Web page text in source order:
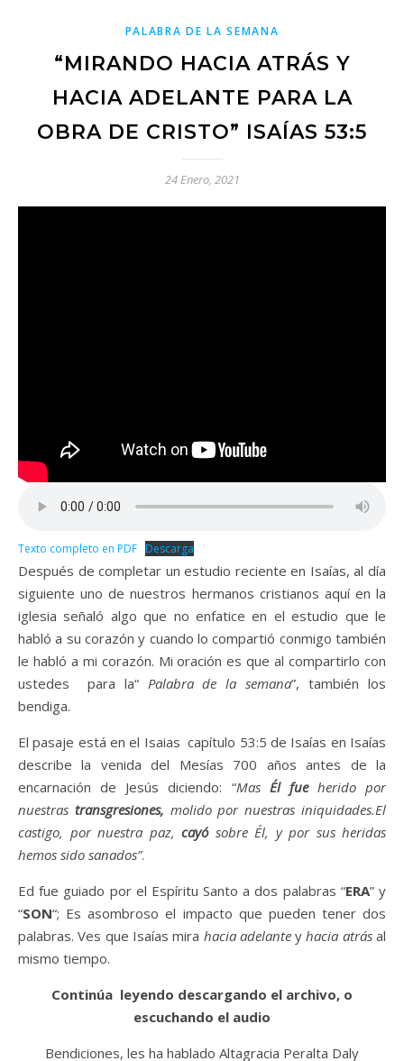
PALABRA DE LA SEMANA
“MIRANDO HACIA ATRÁS Y
HACIA ADELANTE PARA LA
OBRA DE CRISTO” ISAÍAS 53:5
24 Enero, 2021
Texto completo en PDF Descarga
Después de completar un estudio reciente en Isaías, al día
siguiente uno de nuestros hermanos cristianos aquí en la
iglesia señaló algo que no enfatice en el estudio que le
habló a su corazón y cuando lo compartió conmigo también
le habló a mi corazón. Mi oración es que al compartirlo con
ustedes para la“Palabra de la semana”, también los
bendiga.
El pasaje está en el Isaias capítulo 53:5 de Isaías en Isaías
describe la venida del Mesías 700 años antes de la
encarnación de Jesús diciendo: “Mas Él fueherido por
nuestras transgresiones, molido por nuestras iniquidades.El
castigo, por nuestra paz, cayó sobre Él, y por sus heridas
hemos sido sanados”.
Ed fue guiado por el Espíritu Santo a dos palabras “ERA” y
“SON“; Es asombroso el impacto que pueden tener dos
palabras. Ves que Isaías mira hacia adelanteyhacia atrásal
mismo tiempo.
Continúa leyendo descargando el archivo, o
escuchando el audio
Bendiciones, les ha hablado Altagracia Peralta Daly